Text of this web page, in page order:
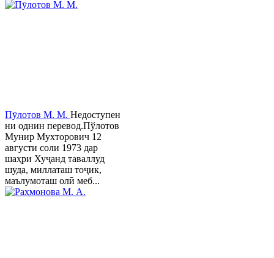
Пӯлотов М. М. Недоступен
ни однин перевод.Пўлотов
Мунир Мухторович 12
августи соли 1973 дар
шаҳри Хуҷанд таваллуд
шуда, миллаташ тоҷик,
маълумоташ олӣ меб...